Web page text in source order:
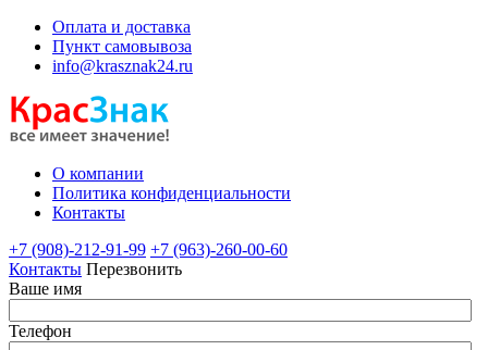
Оплата и доставка
Пункт самовывоза
info@krasznak24.ru
О компании
Политика конфиденциальности
Контакты
+7 (908)-212-91-99 +7 (963)-260-00-60
Контакты Перезвонить
Ваше имя
Телефон